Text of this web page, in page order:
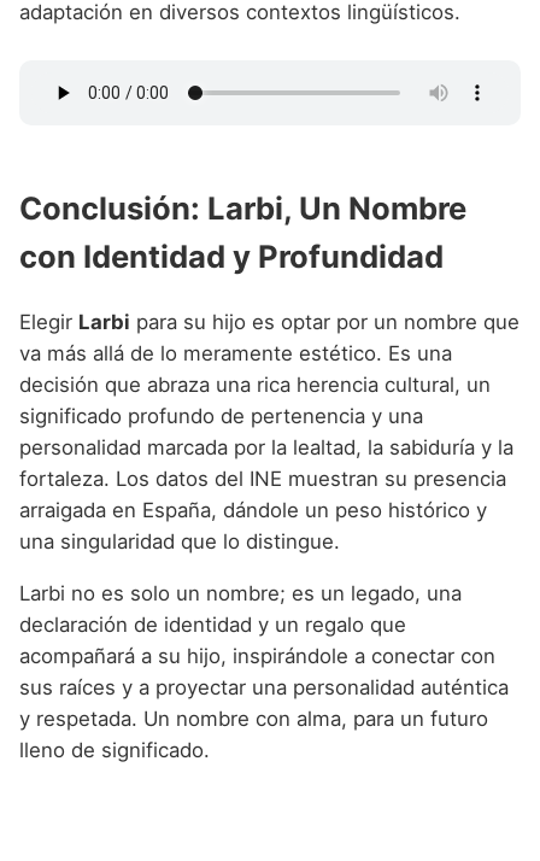
adaptación en diversos contextos lingüísticos.
Conclusión: Larbi, Un Nombre
con Identidad y Profundidad
Elegir Larbi para su hijo es optar por un nombre que
va más allá de lo meramente estético. Es una
decisión que abraza una rica herencia cultural, un
significado profundo de pertenencia y una
personalidad marcada por la lealtad, la sabiduría y la
fortaleza. Los datos del INE muestran su presencia
arraigada en España, dándole un peso histórico y
una singularidad que lo distingue.
Larbi no es solo un nombre; es un legado, una
declaración de identidad y un regalo que
acompañará a su hijo, inspirándole a conectar con
sus raíces y a proyectar una personalidad auténtica
y respetada. Un nombre con alma, para un futuro
lleno de significado.